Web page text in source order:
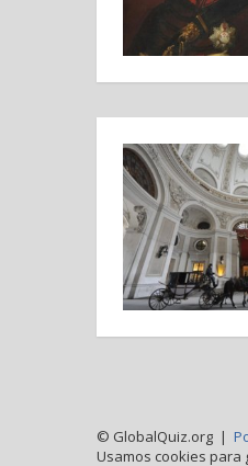
© GlobalQuiz.org |
Usamos cookies